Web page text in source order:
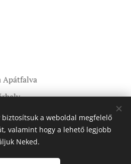
Apátfalva
a templom búcsújánmegjelentek.
a weboldal megfelelő
valamint hogy a lehető legjobb
Neked.